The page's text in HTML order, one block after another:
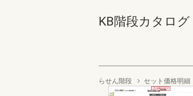
KB階段カタロ
らせん階段 セット価格明細